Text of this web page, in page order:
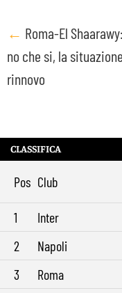
Post
navigation
← Roma-El
no che si, la
rinnovo
CLASSIFICA
Pos Club
1 Inter
2
Napoli
3
Roma